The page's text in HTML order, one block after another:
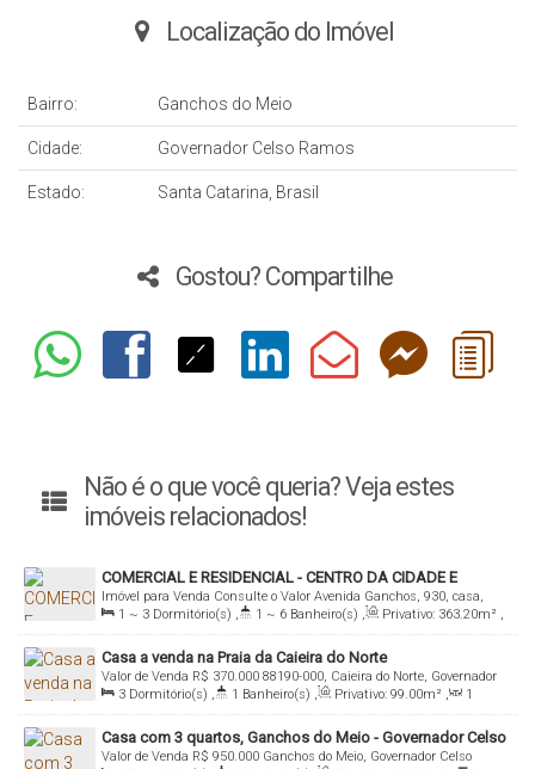
Localização do Imóvel
Bairro: Ganchos do Meio
Cidade: Governador Celso Ramos
Estado: Santa Catarina, Brasil
Gostou? Compartilhe
Não é o que você queria? Veja estes
imóveis relacionados!
COMERCIAL E RESIDENCIAL - CENTRO DA CIDADE E
FRENTE MAR - A VENDA
Consulte o Valor
Imóvel para Venda
Avenida Ganchos, 930, casa,
88190-000, Ganchos do Meio, Governador Celso Ramos, Santa
Catarina, Brasil
1 ~ 3 Dormitório(s) , 1 ~ 6 Banheiro(s) , Privativo: 363.20m² ,
1 Sala(s) , Total: 363.20m² , Útil: 363.20m² ,
Terreno:
322.11 m²
Casa a venda na Praia da Caieira do Norte
R$ 370.000
Valor de Venda
88190-000, Caieira do Norte, Governador
Celso Ramos, Santa Catarina, Brasil
3 Dormitório(s) , 1 Banheiro(s) , Privativo: 99.00m² ,
1
Sala(s) , 1 Suíte(s) , 1 Vaga(s) , Terreno: 195.00m²
Casa com 3 quartos, Ganchos do Meio - Governador Celso
Ramos
R$ 950.000
Valor de Venda
Ganchos do Meio, Governador Celso